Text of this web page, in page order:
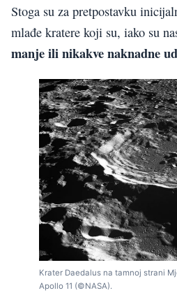
Stoga su za pretpostavku
mlađe kratere koji su, iako su
manje ili nikakve naknadne
Krater Daedalus na tamnoj strani
Apollo 11 (©NASA).